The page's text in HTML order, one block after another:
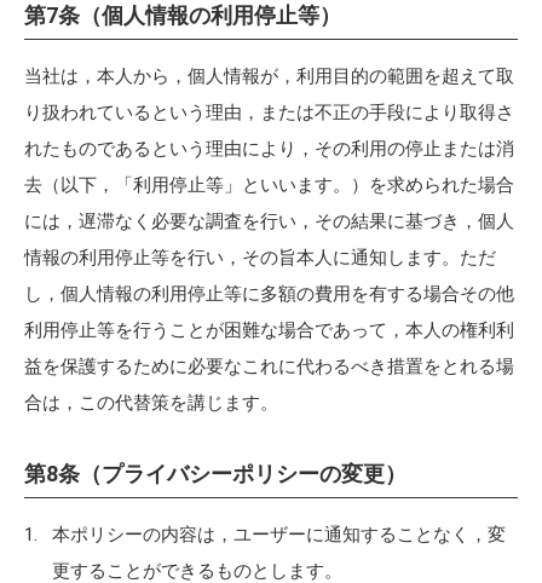
第7条（個人情報の利用停止等）
当社は，本人から，個人情報が，利用目的の範囲を超えて取
り扱われているという理由，または不正の手段により取得さ
れたものであるという理由により，その利用の停止または消
去（以下，「利用停止等」といいます。）を求められた場合
には，遅滞なく必要な調査を行い，その結果に基づき，個人
情報の利用停止等を行い，その旨本人に通知します。ただ
し，個人情報の利用停止等に多額の費用を有する場合その他
利用停止等を行うことが困難な場合であって，本人の権利利
益を保護するために必要なこれに代わるべき措置をとれる場
合は，この代替策を講じます。
第8条（プライバシーポリシーの変更）
本ポリシーの内容は，ユーザーに通知することなく，変
更することができるものとします。